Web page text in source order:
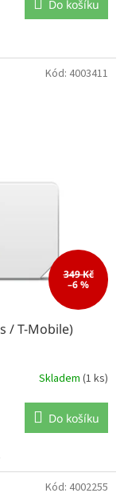
Do košíku
349 Kč
–6 %
/ T-Mobile)
Skladem (1 ks)
Do košíku
Kód: 4003411
Kód: 4002255